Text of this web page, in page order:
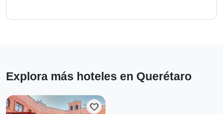
Explora más hoteles en Querétaro
favorite